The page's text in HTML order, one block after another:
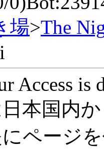
場>The
Access is
本国内
ページ